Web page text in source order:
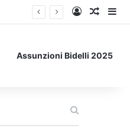
Accedi
Un
Assunzioni Bidelli 2025